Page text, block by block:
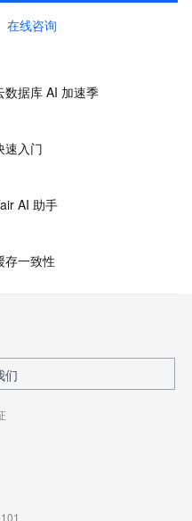
在线咨询
数据库 AI 加速季
速入门
AI 助手
存一致性
们